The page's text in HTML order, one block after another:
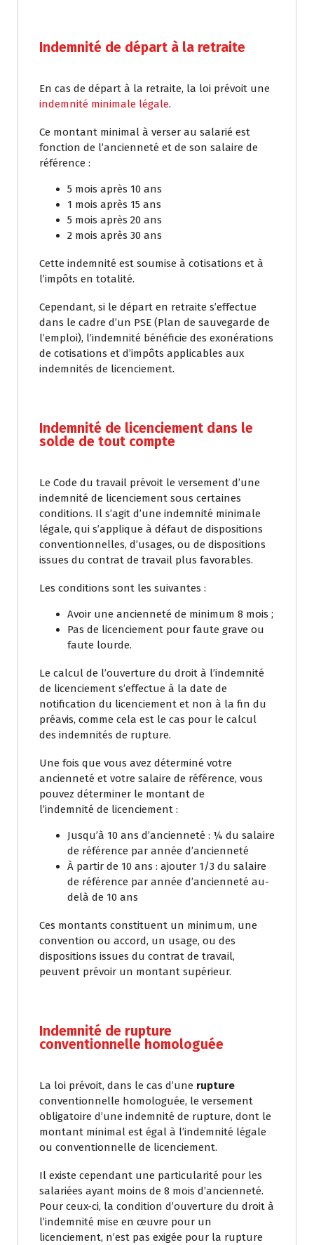
Indemnité de départ à la retraite
En cas de départ à la retraite, la loi prévoit une
indemnité minimale légale.
Ce montant minimal à verser au salarié est
fonction de l’ancienneté et de son salaire de
référence :
5 mois après 10 ans
1 mois après 15 ans
5 mois après 20 ans
2 mois après 30 ans
Cette indemnité est soumise à cotisations et à
l’impôts en totalité.
Cependant, si le départ en retraite s’effectue
dans le cadre d’un PSE (Plan de sauvegarde de
l’emploi), l’indemnité bénéficie des exonérations
de cotisations et d’impôts applicables aux
indemnités de licenciement.
Indemnité de licenciement dans le
solde de tout compte
Le Code du travail prévoit le versement d’une
indemnité de licenciement sous certaines
conditions. Il s’agit d’une indemnité minimale
légale, qui s’applique à défaut de dispositions
conventionnelles, d’usages, ou de dispositions
issues du contrat de travail plus favorables.
Les conditions sont les suivantes :
Avoir une ancienneté de minimum 8 mois ;
Pas de licenciement pour faute grave ou
faute lourde.
Le calcul de l’ouverture du droit à l’indemnité
de licenciement s’effectue à la date de
notification du licenciement et non à la fin du
préavis, comme cela est le cas pour le calcul
des indemnités de rupture.
Une fois que vous avez déterminé votre
ancienneté et votre salaire de référence, vous
pouvez déterminer le montant de
l’indemnité de licenciement :
Jusqu’à 10 ans d’ancienneté : ¼ du salaire
de référence par année d’ancienneté
À partir de 10 ans : ajouter 1/3 du salaire
de référence par année d’ancienneté au-
delà de 10 ans
Ces montants constituent un minimum, une
convention ou accord, un usage, ou des
dispositions issues du contrat de travail,
peuvent prévoir un montant supérieur.
Indemnité de rupture
conventionnelle homologuée
La loi prévoit, dans le cas d’une rupture
conventionnelle homologuée, le versement
obligatoire d’une indemnité de rupture, dont le
montant minimal est égal à l’indemnité légale
ou conventionnelle de licenciement.
Il existe cependant une particularité pour les
salariées ayant moins de 8 mois d’ancienneté.
Pour ceux-ci, la condition d’ouverture du droit à
l’indemnité mise en œuvre pour un
licenciement, n’est pas exigée pour la rupture